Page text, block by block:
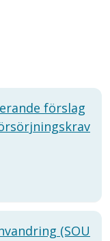
förslag
(SOU